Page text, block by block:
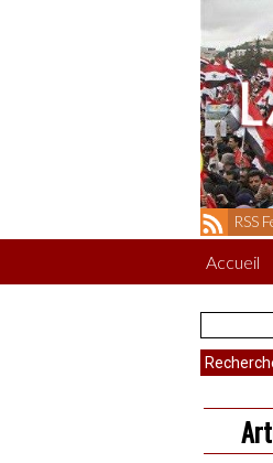
RSS
Accueil